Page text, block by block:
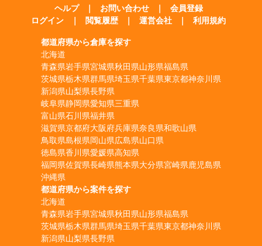
ヘルプ ｜ お問い合わせ ｜
会員登録
ログイン
｜ 閲覧履歴 ｜ 運営会社 ｜ 利用規約
都道府県から倉庫を探す
北海道
青森県岩手県宮城県秋田県山形県福島県
茨城県栃木県群馬県埼玉県千葉県東京都神奈川県
新潟県山梨県長野県
岐阜県静岡県愛知県三重県
富山県石川県福井県
滋賀県京都府大阪府兵庫県奈良県和歌山県
鳥取県島根県岡山県広島県山口県
徳島県香川県愛媛県高知県
福岡県佐賀県長崎県熊本県大分県宮崎県鹿児島県
沖縄県
都道府県から案件を探す
北海道
青森県岩手県宮城県秋田県山形県福島県
茨城県栃木県群馬県埼玉県千葉県東京都神奈川県
新潟県山梨県長野県